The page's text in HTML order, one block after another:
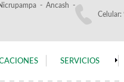
- Ancash -
SERVICIOS